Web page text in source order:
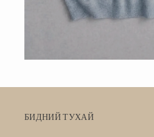
БИДНИЙ ТУХАЙ